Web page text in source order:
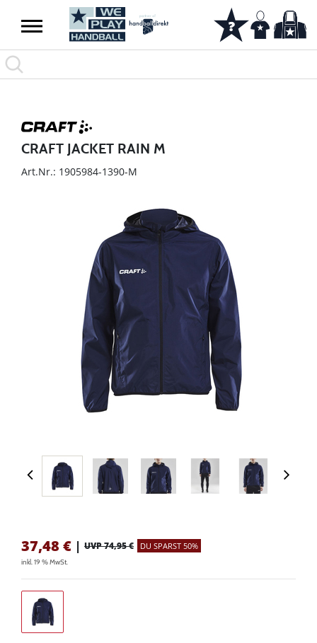
CRAFT JACKET RAIN M
Art.Nr.: 1905984-1390-M
37,48 € | UVP 74,95 € DU SPARST 50%
inkl. 19 % MwSt.